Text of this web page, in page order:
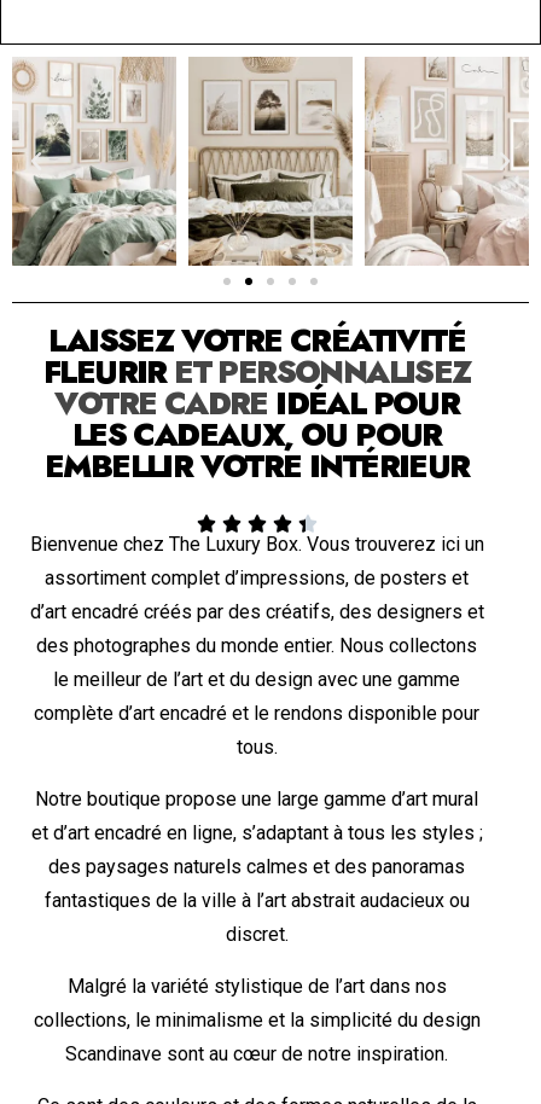
SOLUTION PAR THE LUXURY BOX & CO
LAISSEZ VOTRE CRÉATIVITÉ
FLEURIRET PERSONNALISEZ
VOTRE CADRE IDÉAL POUR
LES CADEAUX, OU POUR
EMBELLIR VOTRE INTÉRIEUR
    
Bienvenue chez The Luxury Box. Vous trouverez ici un
assortiment complet d’impressions, de posters et
d’art encadré créés par des créatifs, des designers et
des photographes du monde entier. Nous collectons
le meilleur de l’art et du design avec une gamme
complète d’art encadré et le rendons disponible pour
tous.
Notre boutique propose une large gamme d’art mural
et d’art encadré en ligne, s’adaptant à tous les styles ;
des paysages naturels calmes et des panoramas
fantastiques de la ville à l’art abstrait audacieux ou
discret.
Malgré la variété stylistique de l’art dans nos
collections, le minimalisme et la simplicité du design
Scandinave sont au cœur de notre inspiration.